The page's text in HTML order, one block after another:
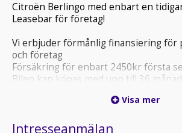
Citroën Berlingo med enbart en
Leasebar för företag!
Vi erbjuder förmånlig finansiering för
och företag
Försäkring för enbart 2450kr första
Bilen kan köpas med upp till 36
Visa mer
Intresseanmälan